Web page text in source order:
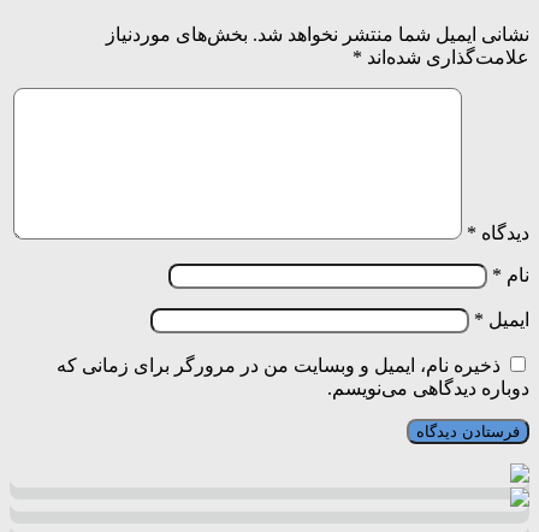
نشانی ایمیل شما منتشر نخواهد شد. بخش‌های موردنیاز
علامت‌گذاری شده‌اند *
دیدگاه *
نام *
ایمیل *
ذخیره نام، ایمیل و وبسایت من در مرورگر برای زمانی که
دوباره دیدگاهی می‌نویسم.